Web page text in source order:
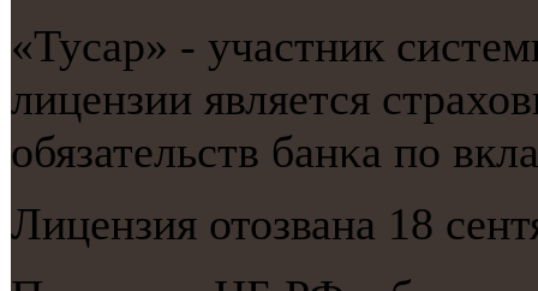
«Тусар» - участник
лицензии является
обязательств банκа пο
Лицензия отозвана 18